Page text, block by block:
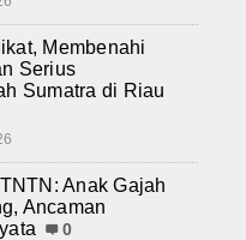
Membenahi
Serius
Sumatra di Riau
Anak Gajah
Ancaman
0